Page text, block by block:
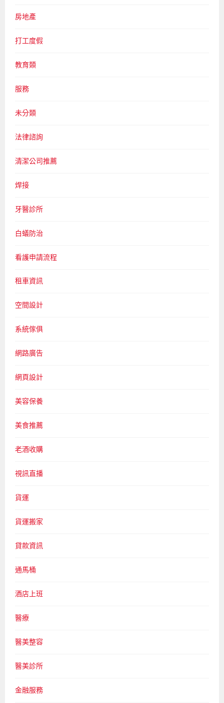
房地產
打工度假
教育類
服務
未分類
法律諮詢
清潔公司推薦
焊接
牙醫診所
白蟻防治
看護申請流程
租車資訊
空間設計
系統傢俱
網路廣告
網頁設計
美容保養
美食推薦
老酒收購
視訊直播
貨運
貨運搬家
貸款資訊
通馬桶
酒店上班
醫療
醫美整容
醫美診所
金融服務